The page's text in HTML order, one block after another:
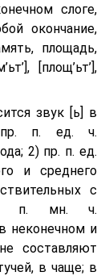
слоге,
окончание,
площадь,
[площ’ьт’],
звук [ь] в
пр. п. ед. ч.
2) пр. п. ед.
и среднего
с
п. мн. ч.
неконечном и
составляют
в чаще; в